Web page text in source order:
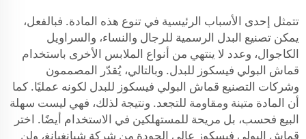
تتمثل إحدى الأسباب الرئيسية في تنوع هذه المادة. فبالفعل،
يمكن تصنيع البدل الرسمية للرجال والنساء، والسراويل
الكاجوال، وعدد لا ينتهي من أنواع الملابس الأخرى باستخدام
قماش البولي فيسكوز للبدل. وبالتالي، يُقدّر المصممون
وشركات التصنيع قماش البولي فيسكوز للبدل لكونه عمليًا. كما
أن المادة متينة ومقاومة للتجعد. ونتيجة لذلك، فهي ليست سهلة
البيع فحسب، بل مريحة للمستهلكين في الاستخدام أيضًا. اختر
قماش البولي فيسكوز عالي الجودة من شركة شيانغيانغ، ولن